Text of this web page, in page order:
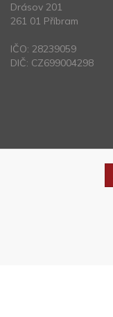
Drásov 201
261 01 Příbram
IČO: 28239059
DIČ: CZ699004298